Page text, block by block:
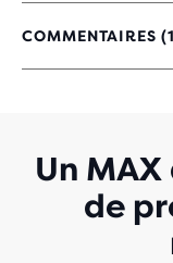
COMMENTAIRES
3,9
SUR
Un
de